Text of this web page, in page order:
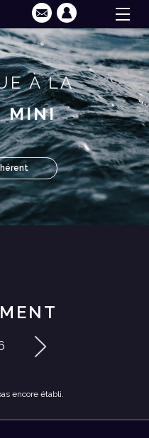
À LA
MINI
encore établi.